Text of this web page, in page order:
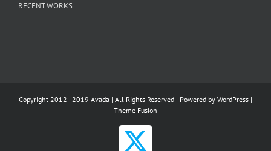
RECENT WORKS
Copyright 2012 - 2019 Avada | All Rights Reserved | Powered by WordPress |
Theme Fusion